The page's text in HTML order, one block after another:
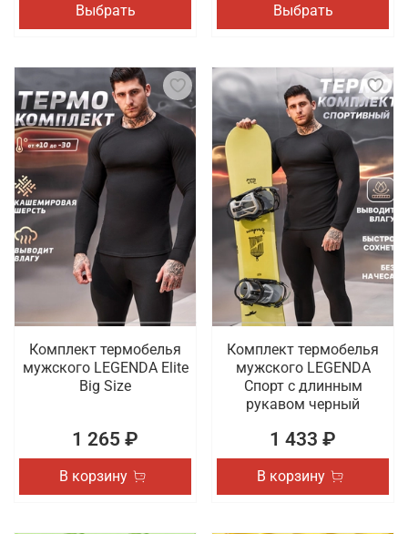
Выбрать Выбрать
Комплект термобелья
мужского LEGENDA Elite
Big Size
1 265 ₽
В корзину
Комплект термобелья
мужского LEGENDA
Спорт с длинным
рукавом черный
1 433 ₽
В корзину